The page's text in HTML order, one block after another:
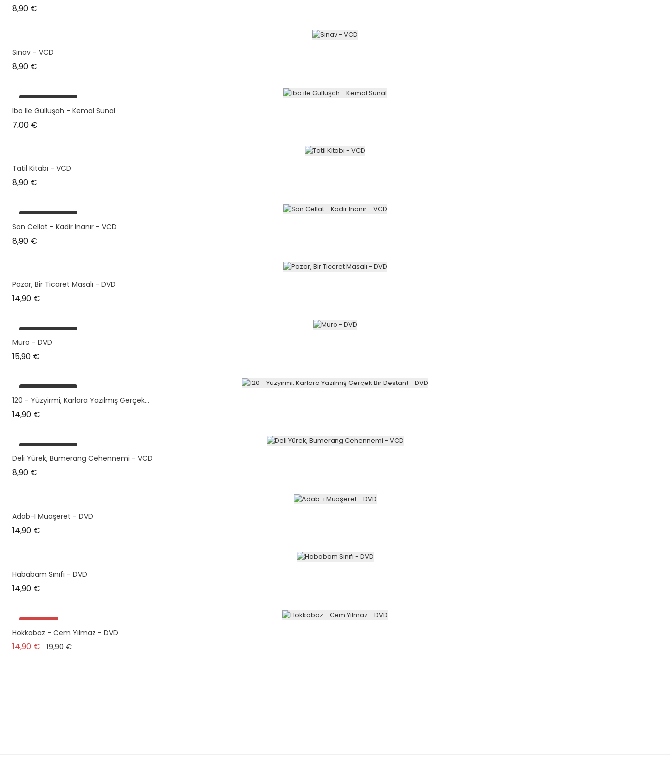
8,90 €
Sınav - VCD
8,90 €
plus en stock
Ibo Ile Güllüşah - Kemal Sunal
7,00 €
Tatil Kitabı - VCD
8,90 €
plus en stock
Son Cellat - Kadir Inanır - VCD
8,90 €
Pazar, Bir Ticaret Masalı - DVD
14,90 €
Muro - DVD
15,90 €
plus en stock
120 - Yüzyirmi, Karlara Yazılmış Gerçek...
14,90 €
plus en stock
Deli Yürek, Bumerang Cehennemi - VCD
8,90 €
Adab-I Muaşeret - DVD
14,90 €
Hababam Sınıfı - DVD
14,90 €
Promo !
plus en stock
Hokkabaz - Cem Yılmaz - DVD
14,90 € Prix de base
19,90 €Prix